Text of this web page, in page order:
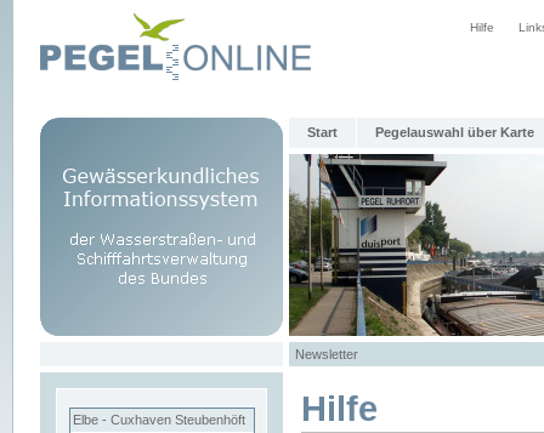
Hilfe
Start Pegelauswahl über Karte
Newsletter
Elbe - Cuxhaven Steubenhöft Hilfe